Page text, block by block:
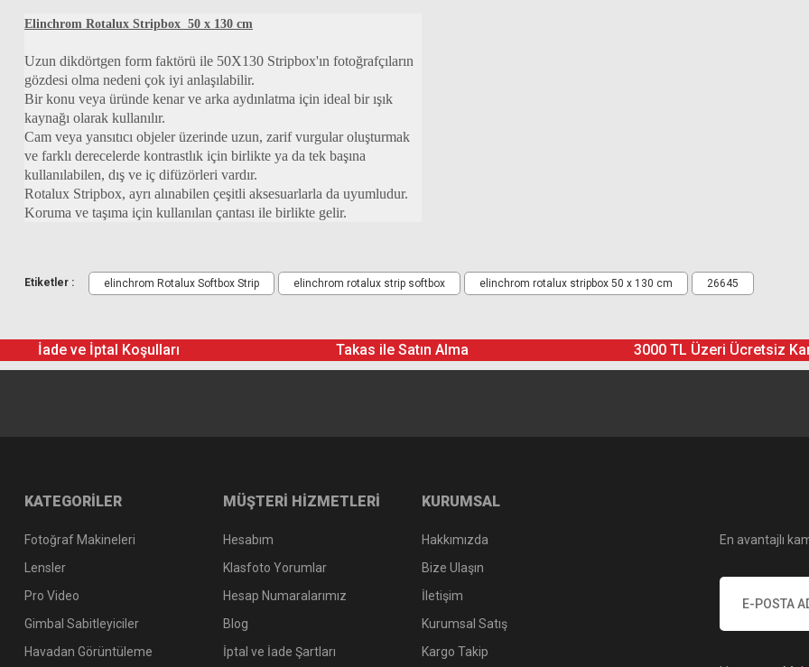
Elinchrom Rotalux Stripbox 50 x 130 cm
Uzun dikdörtgen form faktörü ile 50X130 Stripbox'ın fotoğrafçıların
gözdesi olma nedeni çok iyi anlaşılabilir.
Bir konu veya üründe kenar ve arka aydınlatma için ideal bir ışık
kaynağı olarak kullanılır.
Cam veya yansıtıcı objeler üzerinde uzun, zarif vurgular oluşturmak
ve farklı derecelerde kontrastlık için birlikte ya da tek başına
kullanılabilen, dış ve iç difüzörleri vardır.
Rotalux Stripbox, ayrı alınabilen çeşitli aksesuarlarla da uyumludur.
Koruma ve taşıma için kullanılan çantası ile birlikte gelir.
Etiketler : elinchrom Rotalux Softbox Strip elinchrom rotalux strip softbox elinchrom rotalux stripbox 50 x 130 cm 26645
İade ve İptal Koşulları Takas ile Satın Alma 3000 TL Üzeri Ücretsiz
KATEGORİLER
Fotoğraf Makineleri
Lensler
Pro Video
Gimbal Sabitleyiciler
Havadan Görüntüleme
MÜŞTERİ HİZMETLERİ
Hesabım
Klasfoto Yorumlar
Hesap Numaralarımız
Blog
İptal ve İade Şartları
KURUMSAL
Hakkımızda
Bize Ulaşın
İletişim
Kurumsal Satış
Kargo Takip
En avantajlı